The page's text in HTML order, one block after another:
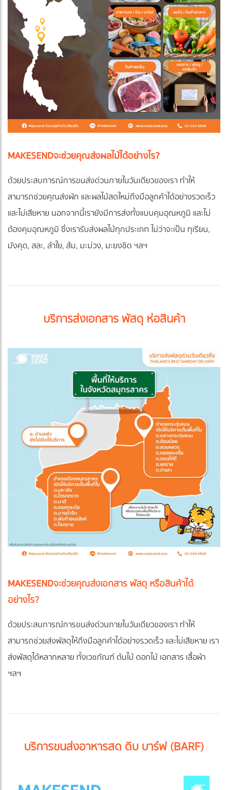
MAKESENDจะช่วยคุณส่งผลไม้ได้อย่างไร?
ด้วยประสบการณ์การขนส่งด่วนภายในวันเดียวของเรา ทำให้
สามารถช่วยคุณส่งผัก และผลไม้สดใหม่ถึงมือลูกค้าได้อย่างรวดเร็ว
และไม่เสียหาย นอกจากนี้เรายังมีการส่งทั้งแบบคุมอุณหภูมิ และไม่
ต้องคุมอุณหภูมิ ซึ่งเรารับส่งผลไม้ทุกประเภท ไม่ว่าจะเป็น ทุเรียน,
มังคุด, สละ, ลำใย, ส้ม, มะม่วง, มะยงชิด ฯลฯ
บริการส่งเอกสาร พัสดุ ห่อสินค้า
MAKESENDจะช่วยคุณส่งเอกสาร พัสดุ หรือสินค้าได้
อย่างไร?
ด้วยประสบการณ์การขนส่งด่วนภายในวันเดียวของเรา ทำให้
สามารถช่วยส่งพัสดุให้ถึงมือลูกค้าได้อย่างรวดเร็ว และไม่เสียหาย เรา
ส่งพัสดุได้หลากหลาย ทั้งเวชภัณฑ์ ต้นไม้ ดอกไม้ เอกสาร เสื้อผ้า
ฯลฯ
บริการขนส่งอาหารสด ดิบ บาร์ฟ (BARF)